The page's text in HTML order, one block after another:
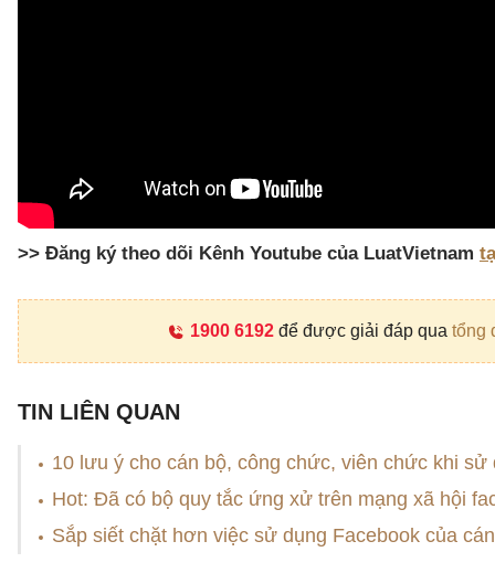
>> Đăng ký theo dõi Kênh Youtube của LuatVietnam
1900 6192để được giải đáp qua tổng
TIN LIÊN QUAN
10 lưu ý cho cán bộ, công chức, viên chức khi sử
Hot: Đã có bộ quy tắc ứng xử trên mạng xã hội
Sắp siết chặt hơn việc sử dụng Facebook của